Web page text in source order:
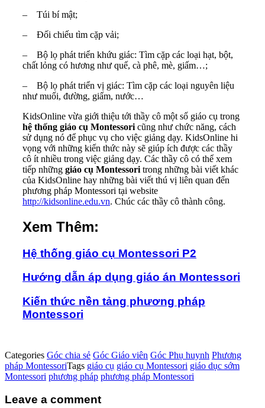
–
Túi bí mật;
–
Đối chiếu tìm cặp vải;
–
Bộ lọ phát triển khứu giác: Tìm cặp các loại hạt, bột,
chất lỏng có hương như quế, cà phê, mè, giấm…;
–
Bộ lọ phát triển vị giác: Tìm cặp các loại nguyên liệu
như muối, đường, giấm, nước…
KidsOnline vừa giới thiệu tới thầy cô một số giáo cụ trong
hệ thống giáo cụ Montessori cũng như chức năng, cách
sử dụng nó để phục vụ cho việc giảng dạy. KidsOnline hi
vọng với những kiến thức này sẽ giúp ích được các thầy
cô ít nhiều trong việc giảng dạy. Các thầy cô có thể xem
tiếp những giáo cụ Montessori trong những bài viết khác
của KidsOnline hay những bài viết thú vị liên quan đến
phương pháp Montessori tại website
http://kidsonline.edu.vn. Chúc các thầy cô thành công.
Xem Thêm:
Hệ thống giáo cụ Montessori P2
Hướng dẫn áp dụng giáo án Montessori
Kiến thức nền tảng phương pháp
Montessori
Categories Góc chia sẻ Góc Giáo viên Góc Phụ huynh Phương
pháp MontessoriTags giáo cụ giáo cụ Montessori giáo dục sớm
Montessori phương pháp phương pháp Montessori
Leave a comment